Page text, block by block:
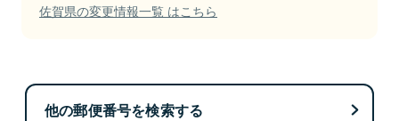
佐賀県の変更情報一覧 はこちら
他の郵便番号を検索する